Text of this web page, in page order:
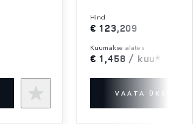
hind
€ 123,209
kuumakse alates
€ 1,458 / kuu*
VAATA ÜKSIKASJU